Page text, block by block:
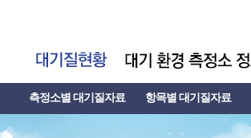
측정소별 대기질자료 항목별 대기질자료